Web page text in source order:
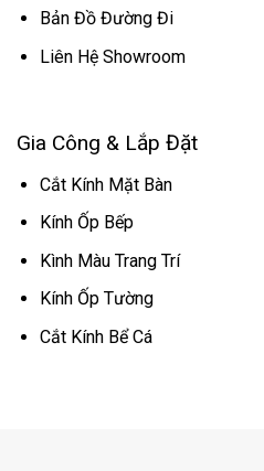
Bản Đồ Đường Đi
Liên Hệ Showroom
Gia Công & Lắp Đặt
Cắt Kính Mặt Bàn
Kính Ốp Bếp
Kình Màu Trang Trí
Kính Ốp Tường
Cắt Kính Bể Cá